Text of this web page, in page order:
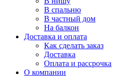
В спальню
В частный дом
На балкон
Доставка и оплата
Как сделать заказ
Доставка
Оплата и рассрочка
О компании